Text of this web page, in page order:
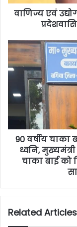
वाणिज्य एवं
90 वर्षीय
ध्वनि,
चाका बाई को
Related Articles